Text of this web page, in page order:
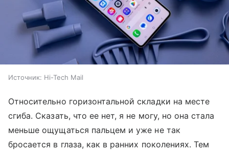
Источник: Hi-Tech Mail
Относительно горизонтальной складки на месте
сгиба. Сказать, что ее нет, я не могу, но она стала
меньше ощущаться пальцем и уже не так
бросается в глаза, как в ранних поколениях. Тем